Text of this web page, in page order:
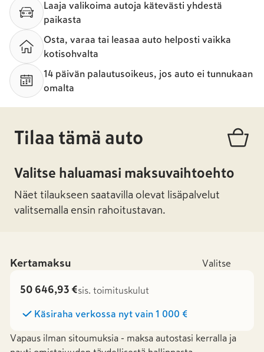
Laaja valikoima autoja kätevästi yhdestä
paikasta
Osta, varaa tai leasaa auto helposti vaikka
kotisohvalta
14 päivän palautusoikeus, jos auto ei tunnukaan
omalta
Tilaa tämä auto
Valitse haluamasi maksuvaihtoehto
Näet tilaukseen saatavilla olevat lisäpalvelut
valitsemalla ensin rahoitustavan.
Kertamaksu Valitse
50 646,93 €sis. toimituskulut
Käsiraha verkossa nyt vain 1 000 €
Vapaus ilman sitoumuksia - maksa autostasi kerralla ja